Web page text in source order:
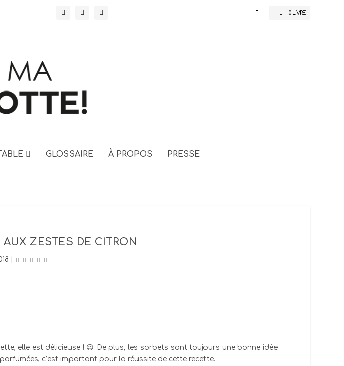
0 LIVRE
GLOSSAIRE À PROPOS PRESSE
ZESTES DE CITRON
elle est délicieuse ! 😉 De plus, les sorbets sont toujours une bonne idée
c’est important pour la réussite de cette recette.